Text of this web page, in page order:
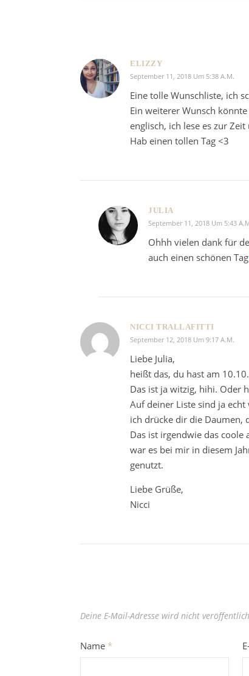
ELIZZY
September 11, 2018 Um 5:38 A.m.
Eine tolle Wunschliste, ich
Ein weiterer Wunsch
englisch, ich lese es zur
Hab einen tollen Tag <3
JULIA
September 11, 2018 Um 5:43
Ohhh vielen dank für
auch einen schönen Tag
NICCI TRALLAFITTI
September 12, 2018 Um 9:17 A.m.
Liebe Julia,
heißt das, du hast am
Das ist ja witzig, hihi. Oder
Auf deiner Liste sind ja
ich drücke dir die Daumen,
Das ist irgendwie das
war es bei mir in diesem
genutzt.
Liebe Grüße,
Nicci
Deine E-Mail-Adresse wird nicht
Name *